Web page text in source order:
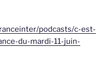
podcasts/c-est-
du-mardi-11-juin-